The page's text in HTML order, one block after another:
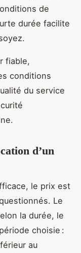
de
durée facilite
fiable,
conditions
du service
d’un
le prix est
Le
la durée, le
choisie :
au